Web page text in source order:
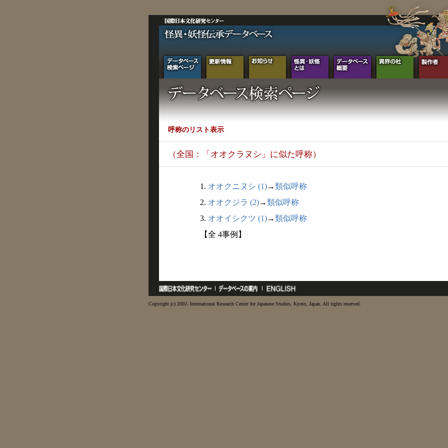
呼称のリスト表示
（全国：「オオクラヌシ」に似た呼称）
1. オオクニヌシ (1)→類似呼称
2. オオクジラ (2)→類似呼称
3. オオイシクツ (1)→類似呼称
【全 4事例】
Copyright (c) 2002- International Research Center for Japanese Studies, Kyoto, Japan. All rights reserved.